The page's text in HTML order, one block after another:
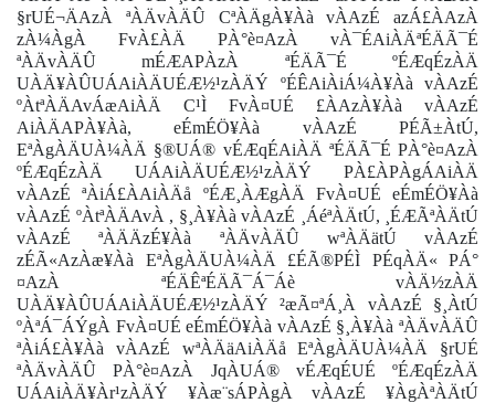
§rUÉ¬ÄAzÀ ªÀÄvÀÄÛ CªÀÄgÀ¥Àà vÀAzÉ azÁ£ÀAzÀ
zÀ¼ÀgÀ FvÀ£ÀÄ PÀ°è¤AzÀ vÀ¯ÉAiÀÄªÉÄÃ¯É
ªÀÄvÀÄÛ mÉÆAPÀzÀ ªÉÄÃ¯É ºÉÆqÉzÀÄ
UÀÄ¥ÀÛUÁAiÀÄUÉÆ½¹zÀÄÝ ºÉÊAiÀiÁ¼À¥Àà vÀAzÉ
ºÀtªÀÄAvÁæAiÀÄ C¹Ì FvÀ¤UÉ £ÀAzÀ¥Àà vÀAzÉ
AiÀÄAPÀ¥Àà, eÉmÉÖ¥Àà vÀAzÉ PÉÃ±ÀtÚ,
EªÀgÀÄUÀ¼ÀÄ §®UÁ® vÉÆqÉAiÀÄ ªÉÄÃ¯É PÀ°è¤AzÀ
ºÉÆqÉzÀÄ UÁAiÀÄUÉÆ½¹zÀÄÝ PÀ£ÀPÀgÁAiÀÄ
vÀAzÉ ªÀiÁ£ÀAiÀÄå ºÉÆ¸ÀÆgÀÄ FvÀ¤UÉ eÉmÉÖ¥Àà
vÀAzÉ ºÀtªÀÄAvÀ , §¸À¥Àà vÀAzÉ ¸ÁéªÀÄtÚ, ¸ÉÆÃªÀÄtÚ
vÀAzÉ ªÀÄÄzÉ¥Àà ªÀÄvÀÄÛ wªÀÄätÚ vÀAzÉ
zÉÃ«AzÀæ¥Àà EªÀgÀÄUÀ¼ÀÄ £ÉÃ®PÉÌ PÉqÀÄ« PÁ°
¤AzÀ ªÉÄÊªÉÄÃ¯Á¯Áè vÀÄ½zÀÄ
UÀÄ¥ÀÛUÁAiÀÄUÉÆ½¹zÀÄÝ ²æÃ¤ªÁ¸À vÀAzÉ §¸ÀtÚ
ºÀªÁ¯ÁÝgÀ FvÀ¤UÉ eÉmÉÖ¥Àà vÀAzÉ §¸À¥Àà ªÀÄvÀÄÛ
ªÀiÁ£À¥Àà vÀAzÉ wªÀÄäAiÀÄå EªÀgÀÄUÀ¼ÀÄ §rUÉ
ªÀÄvÀÄÛ PÀ°è¤AzÀ JqÀUÁ® vÉÆqÉUÉ ºÉÆqÉzÀÄ
UÁAiÀÄ¥Àr¹zÀÄÝ ¥Àæ¨sÁPÀgÀ vÀAzÉ ¥ÀgÀªÀÄtÚ